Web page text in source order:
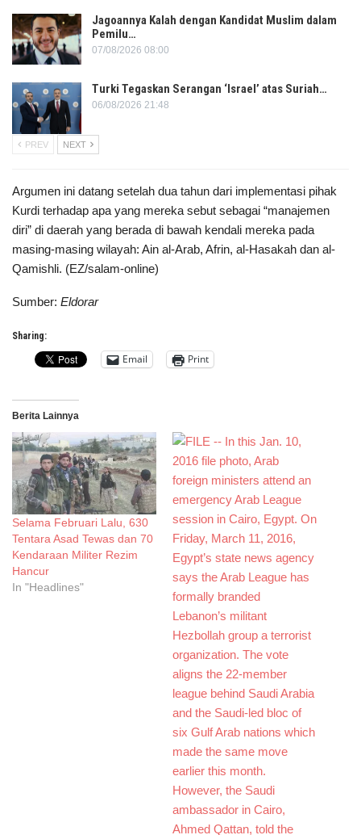
Jagoannya Kalah dengan Kandidat Muslim dalam
Pemilu…
07/08/2026 08:00
Turki Tegaskan Serangan ‘Israel’ atas Suriah…
06/08/2026 21:48
PREV NEXT
Argumen ini datang setelah dua tahun dari implementasi pihak
Kurdi terhadap apa yang mereka sebut sebagai “manajemen
diri” di daerah yang berada di bawah kendali mereka pada
masing-masing wilayah: Ain al-Arab, Afrin, al-Hasakah dan al-
Qamishli. (EZ/salam-online)
Sumber: Eldorar
Sharing:
Email Print
Berita Lainnya
Selama Februari Lalu, 630
Tentara Asad Tewas dan 70
Kendaraan Militer Rezim
Hancur
In "Headlines"